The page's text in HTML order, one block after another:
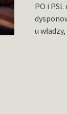
PO i
u władzy,